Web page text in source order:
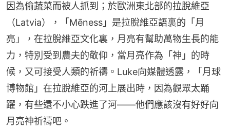
因為偷蔬菜而被人抓到；於歐洲東北部的拉脫維亞
（Latvia），「Mēness」是拉脫維亞語裏的「月
亮」，在拉脫維亞文化裏，月亮有幫助萬物生長的能
力，特別受到農夫的敬仰，當月亮作為「神」的時
候，又可接受人類的祈禱。Luke向媒體透露，「月球
博物館」在拉脫維亞的河上展出時，因為觀眾太踊
躍，有些還不小心跌進了河——他們應該沒有好好向
月亮神祈禱吧。